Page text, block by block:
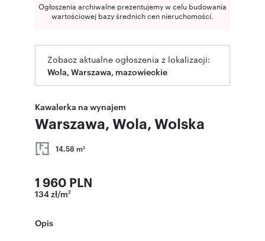
Ogłoszenia archiwalne prezentujemy w celu budowania
wartościowej bazy średnich cen nieruchomości.
Zobacz aktualne ogłoszenia z lokalizacji:
Wola, Warszawa, mazowieckie
Kawalerka na wynajem
Warszawa, Wola, Wolska
14,58 m2
1 960 PLN
134 zł/m2
Opis